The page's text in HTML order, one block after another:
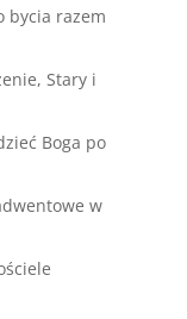
bycia razem
Stary i
Boga po
w